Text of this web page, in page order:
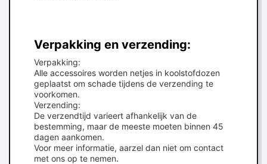
Verpakking en verzending:
Verpakking:
Alle accessoires worden netjes in koolstofdozen
geplaatst om schade tijdens de verzending te
voorkomen.
Verzending:
De verzendtijd varieert afhankelijk van de
bestemming, maar de meeste moeten binnen 45
dagen aankomen.
Voor meer informatie, aarzel dan niet om contact
met ons op te nemen.